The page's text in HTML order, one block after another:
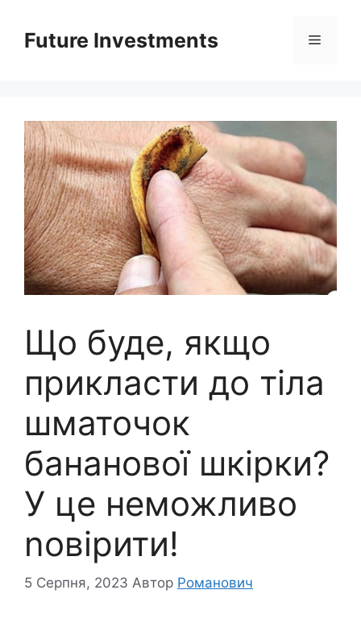
вмістуFuture Investments Меню
Що буде, якщо
прикласти до тіла
шматочок
бананової шкірки?
У це неможливо
nовірити!
5 Серпня, 2023 Автор Романович